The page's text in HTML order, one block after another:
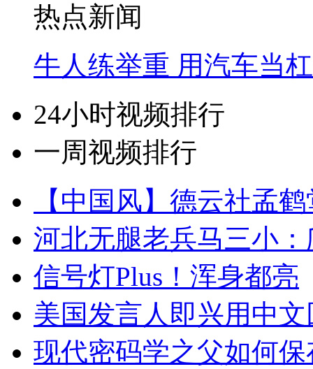
热点新闻
牛人练举重 用汽车当
24小时视频排行
一周视频排行
【中国风】德云社孟
河北无腿老兵马三小
信号灯Plus！浑身都亮
美国发言人即兴用中
现代密码学之父如何